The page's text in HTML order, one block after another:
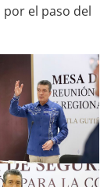
el paso del